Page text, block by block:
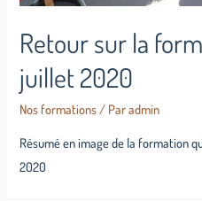
Retour sur la
juillet 2020
Nos formations / Paradmin
Résumé en image de la formation
2020